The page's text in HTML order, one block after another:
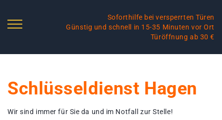
Soforthilfe bei versperrten Türen
Günstig und schnell in 15-35 Minuten vor Ort
Türöffnung ab 30 €
Schlüsseldienst Hagen
Wir sind immer für Sie da und im Notfall zur Stelle!